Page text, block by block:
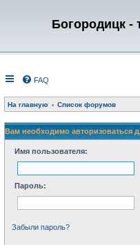
Богородицк -
FAQ
На главную Список форумов
Вам необходимо авторизоваться
Имя пользователя:
Пароль:
Забыли пароль?